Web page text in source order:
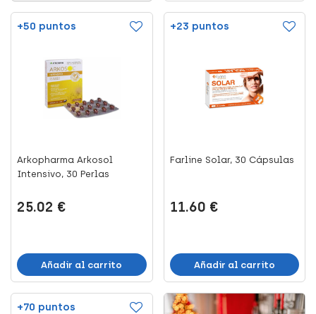
+50 puntos
Arkopharma Arkosol
Intensivo, 30 Perlas
25.02 €
Añadir al carrito
+23 puntos
Farline Solar, 30 Cápsulas
11.60 €
Añadir al carrito
+70 puntos